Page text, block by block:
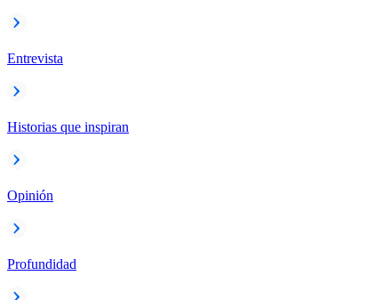
Entrevista
Historias que inspiran
Opinión
Profundidad